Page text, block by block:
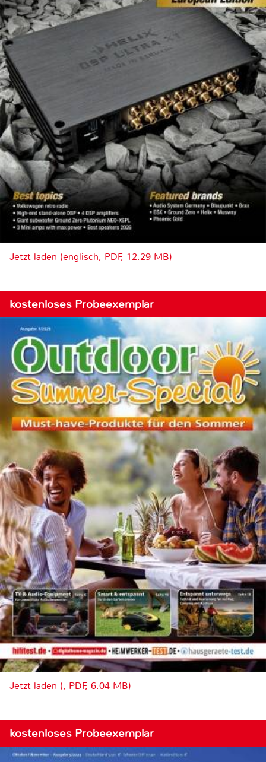
Jetzt laden (englisch, PDF, 12.29 MB)
kostenloses Probeexemplar
Jetzt laden (, PDF, 6.04 MB)
kostenloses Probeexemplar